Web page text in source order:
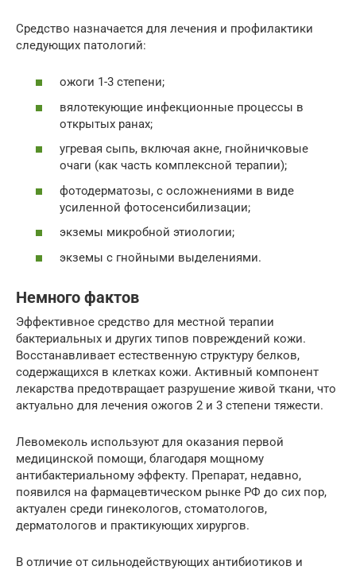
Средство назначается для лечения и профилактики
следующих патологий:
ожоги 1-3 степени;
вялотекующие инфекционные процессы в
открытых ранах;
угревая сыпь, включая акне, гнойничковые
очаги (как часть комплексной терапии);
фотодерматозы, с осложнениями в виде
усиленной фотосенсибилизации;
экземы микробной этиологии;
экземы с гнойными выделениями.
Немного фактов
Эффективное средство для местной терапии
бактериальных и других типов повреждений кожи.
Восстанавливает естественную структуру белков,
содержащихся в клетках кожи. Активный компонент
лекарства предотвращает разрушение живой ткани, что
актуально для лечения ожогов 2 и 3 степени тяжести.
Левомеколь используют для оказания первой
медицинской помощи, благодаря мощному
антибактериальному эффекту. Препарат, недавно,
появился на фармацевтическом рынке РФ до сих пор,
актуален среди гинекологов, стоматологов,
дерматологов и практикующих хирургов.
В отличие от сильнодействующих антибиотиков и